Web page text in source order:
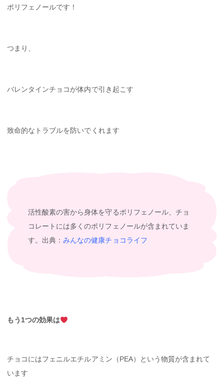
ポリフェノールです！
つまり、
バレンタインチョコが体内で引き起こす
致命的なトラブルを防いでくれます
活性酸素の害から身体を守るポリフェノール、チョ
コレートには多くのポリフェノールが含まれていま
す。出典：みんなの健康チョコライフ
もう1つの効果は
チョコにはフェニルエチルアミン（PEA）という物質が含まれて
います